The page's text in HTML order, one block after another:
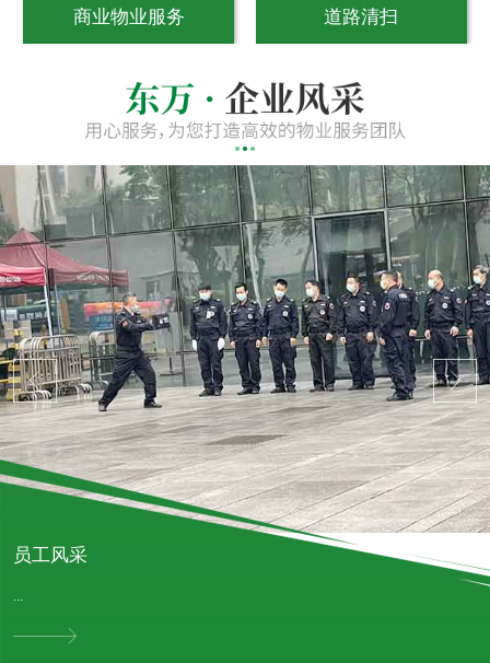
商业物业服务 道路清扫
员工风采